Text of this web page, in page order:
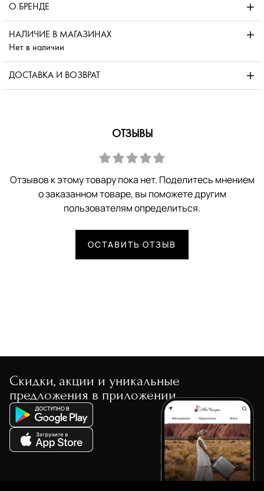
О БРЕНДЕ
НАЛИЧИЕ В МАГАЗИНАХ
Нет в наличии
ДОСТАВКА И ВОЗВРАТ
ОТЗЫВЫ
Отзывов к этому товару пока нет. Поделитесь мнением
о заказанном товаре, вы поможете другим
пользователям определиться.
ОСТАВИТЬ ОТЗЫВ
Скидки, акции и уникальные
предложения в приложении